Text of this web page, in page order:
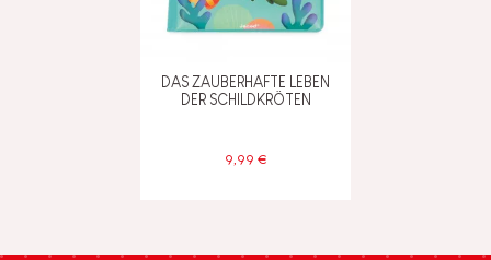
DAS ZAUBERHAFTE LEBEN
DER SCHILDKRÖTEN
9,99 €